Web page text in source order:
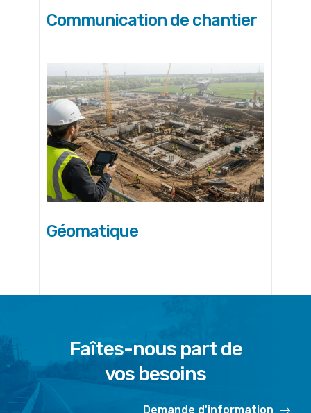
Communication de chantier
Géomatique
Faîtes-nous part de
vos besoins
Demande d'information